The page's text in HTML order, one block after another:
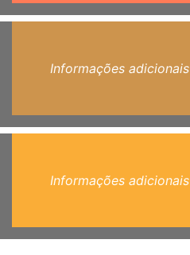
Informações adicionais
Informações adicionais